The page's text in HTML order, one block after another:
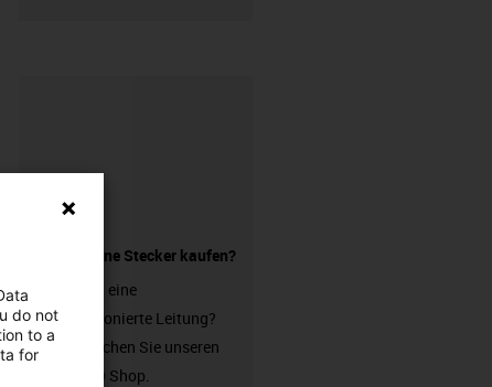
Leitung ohne Stecker kaufen?
Sie suchen eine
unkonfektionierte Leitung?
Dann besuchen Sie unseren
chainflex® Shop.
do not
to a
for